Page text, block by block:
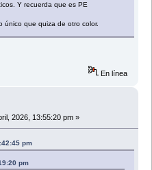
Y recuerda que es PE
único que quiza de otro color.
En línea
2026, 13:55:20 pm »
pm
pm